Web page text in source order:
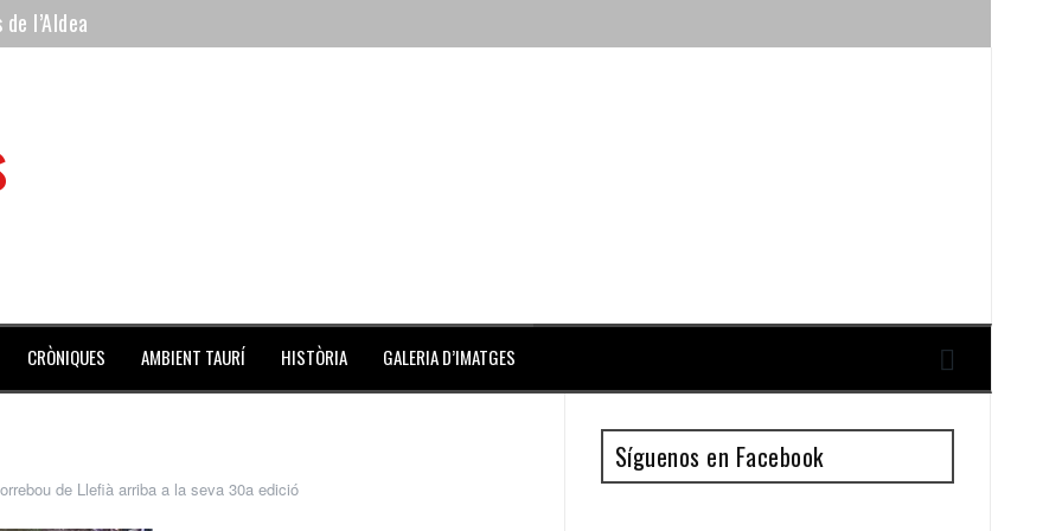
l’Aldea
premiado como el novillo más bravo en San Adrián
CRÒNIQUES AMBIENT TAURÍ HISTÒRIA GALERIA D’IMATGES
de Llefià arriba a la seva 30a edició
Síguenos en Facebook